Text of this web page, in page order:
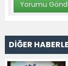
DİĞER